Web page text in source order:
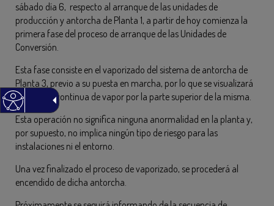
sábado día 6, respecto al arranque de las unidades de
producción y antorcha de Planta 1, a partir de hoy comienza la
primera fase del proceso de arranque de las Unidades de
Conversión.
Esta fase consiste en el vaporizado del sistema de antorcha de
Planta 3, previo a su puesta en marcha, por lo que se visualizará
una salida continua de vapor por la parte superior de la misma.
Esta operación no significa ninguna anormalidad en la planta y,
por supuesto, no implica ningún tipo de riesgo para las
instalaciones ni el entorno.
Una vez finalizado el proceso de vaporizado, se procederá al
encendido de dicha antorcha.